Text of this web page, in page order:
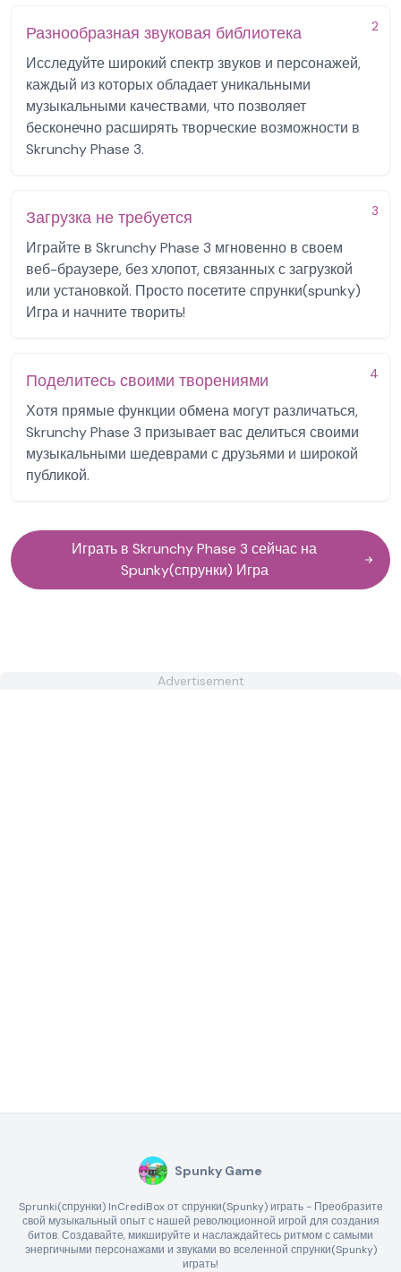
2
Разнообразная звуковая библиотека
Исследуйте широкий спектр звуков и персонажей,
каждый из которых обладает уникальными
музыкальными качествами, что позволяет
бесконечно расширять творческие возможности в
Skrunchy Phase 3.
3
Загрузка не требуется
Играйте в Skrunchy Phase 3 мгновенно в своем
веб-браузере, без хлопот, связанных с загрузкой
или установкой. Просто посетите спрунки(spunky)
Игра и начните творить!
4
Поделитесь своими творениями
Хотя прямые функции обмена могут различаться,
Skrunchy Phase 3 призывает вас делиться своими
музыкальными шедеврами с друзьями и широкой
публикой.
Играть в Skrunchy Phase 3 сейчас на
Spunky(спрунки) Игра
Advertisement
Spunky Game
Sprunki(спрунки) InCrediBox от спрунки(Spunky) играть - Преобразите
свой музыкальный опыт с нашей революционной игрой для создания
битов. Создавайте, микшируйте и наслаждайтесь ритмом с самыми
энергичными персонажами и звуками во вселенной спрунки(Spunky)
играть!